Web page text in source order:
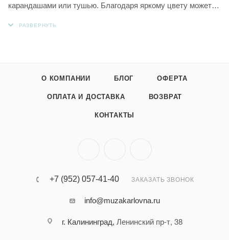
карандашами или тушью. Благодаря яркому цвету может
О КОМПАНИИ БЛОГ ОФЕРТА
ОПЛАТА И ДОСТАВКА ВОЗВРАТ
КОНТАКТЫ
+7 (952) 057-41-40 ЗАКАЗАТЬ ЗВОНОК
info@muzakarlovna.ru
г. Калининград, Ленинский пр-т, 38